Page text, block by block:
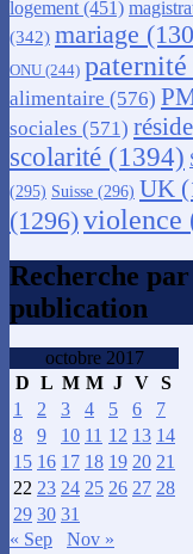
logement (451)
(342) mariage
ONU (244) paternité
alimentaire (576)
sociales (571)
scolarité (1394)
(295) Suisse (296) UK
(1296)violence
Recherche
publication
octobre 2017
D L M M J V S
1
2 3 4 5 6
7
8
9 10 11 12 13 14
15 16 17 18 19 20 21
22 23 24 25 26 27 28
29 30 31
« Sep
Nov »